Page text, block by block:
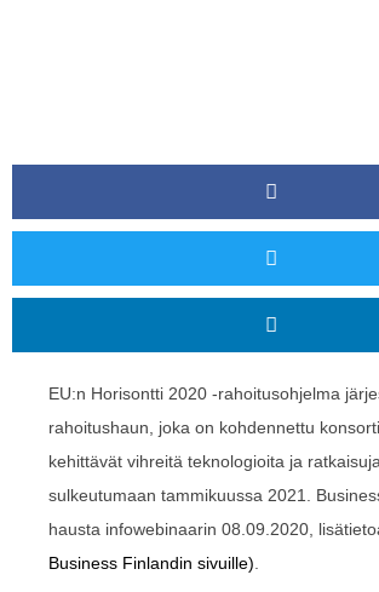
EU:n Horisontti 2020 -rahoitusohjelma
rahoitushaun, joka on kohdennettu
kehittävät vihreitä teknologioita ja
sulkeutumaan tammikuussa 2021.
hausta infowebinaarin 08.09.2020,
Business Finlandin sivuille).